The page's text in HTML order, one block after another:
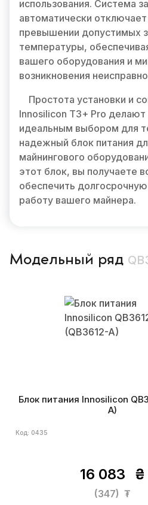
использования. Система
автоматически
превышении допустимых
температуры,
вашего оборудования и
возникновения
Простота установки и
Innosilicon T3+ Pro делают
идеальным выбором для
надежный блок питания
майнингового
этот блок, вы получаете
обеспечить
работу вашего майнера.
Модельный ряд
Блок питания Innosilicon
A)
Код: 0435
16 083 ₴
(347) ₮